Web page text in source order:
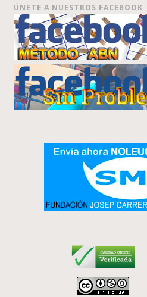
ÚNETE A NUESTROS FACEBOOK